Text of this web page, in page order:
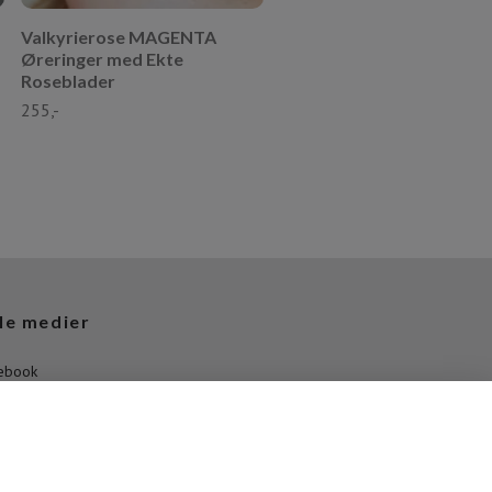
Valkyrierose MAGENTA
Øreringer med Ekte
Roseblader
255,-
medier